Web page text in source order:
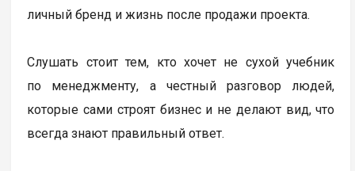
личный бренд и жизнь после продажи проекта.
Слушать стоит тем, кто хочет не сухой учебник
по менеджменту, а честный разговор людей,
которые сами строят бизнес и не делают вид, что
всегда знают правильный ответ.